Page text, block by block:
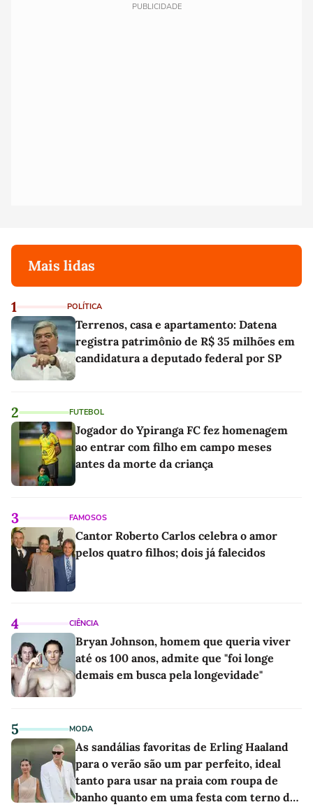
PUBLICIDADE
Mais lidas
1 POLÍTICA
Terrenos, casa e apartamento: Datena
registra patrimônio de R$ 35 milhões em
candidatura a deputado federal por SP
2 FUTEBOL
Jogador do Ypiranga FC fez homenagem
ao entrar com filho em campo meses
antes da morte da criança
3 FAMOSOS
Cantor Roberto Carlos celebra o amor
pelos quatro filhos; dois já falecidos
4 CIÊNCIA
Bryan Johnson, homem que queria viver
até os 100 anos, admite que "foi longe
demais em busca pela longevidade"
5 MODA
As sandálias favoritas de Erling Haaland
para o verão são um par perfeito, ideal
tanto para usar na praia com roupa de
banho quanto em uma festa com terno de